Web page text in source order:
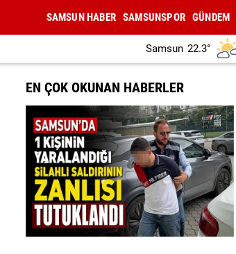
SAMSUN HABER SAMSUNSPOR GÜNDEM
Samsun 22.3°
EN ÇOK OKUNAN HABERLER